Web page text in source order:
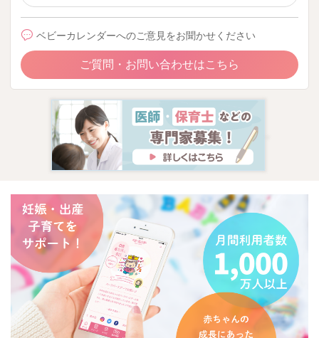
ベビーカレンダーへのご意見をお聞かせください
ご質問・お問い合わせはこちら